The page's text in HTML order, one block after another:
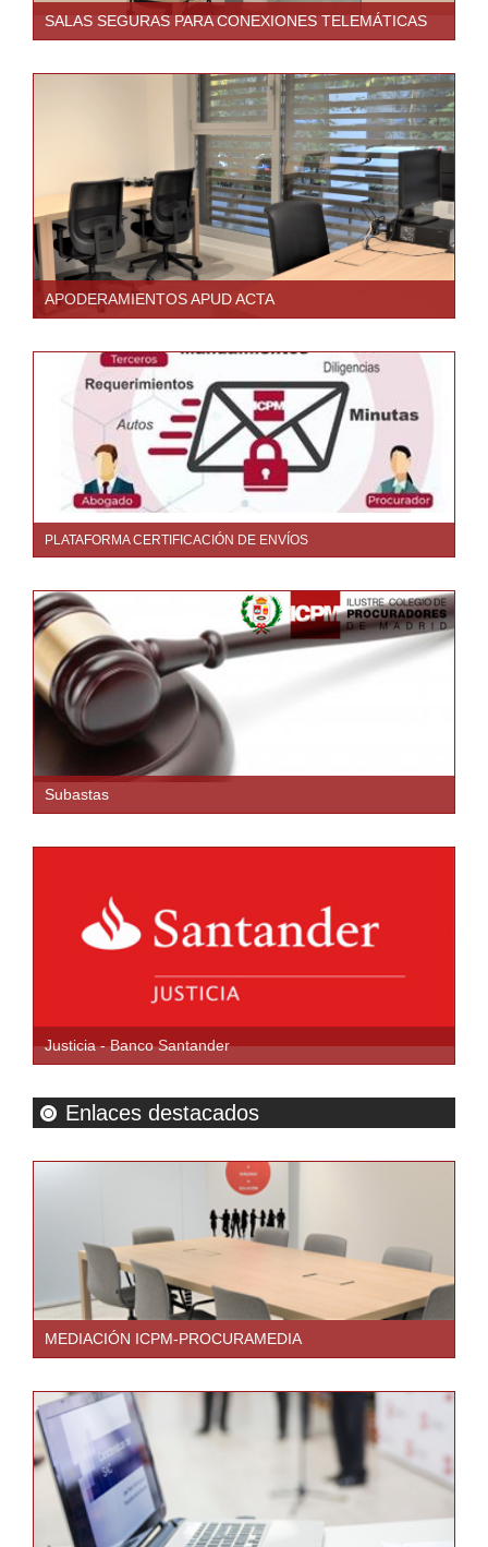
SALAS SEGURAS PARA CONEXIONES TELEMÁTICAS
APODERAMIENTOS APUD ACTA
PLATAFORMA CERTIFICACIÓN DE ENVÍOS
Subastas
Justicia - Banco Santander
Enlaces destacados
MEDIACIÓN ICPM-PROCURAMEDIA